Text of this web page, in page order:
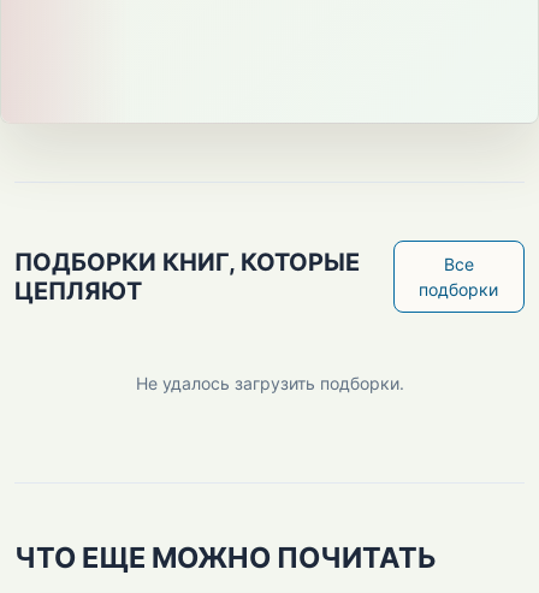
ПОДБОРКИ КНИГ, КОТОРЫЕ
ЦЕПЛЯЮТ
Все
подборки
Не удалось загрузить подборки.
ЧТО ЕЩЕ МОЖНО ПОЧИТАТЬ